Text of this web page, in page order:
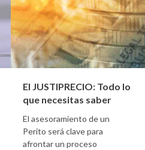
El JUSTIPRECIO: Todo lo
que necesitas saber
El asesoramiento de un
Perito será clave para
afrontar un proceso